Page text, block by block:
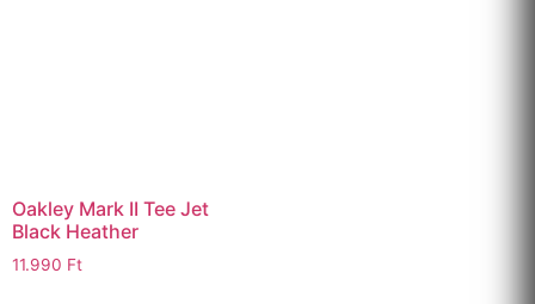
Oakley Mark II Tee Jet
Black Heather
11.990 Ft